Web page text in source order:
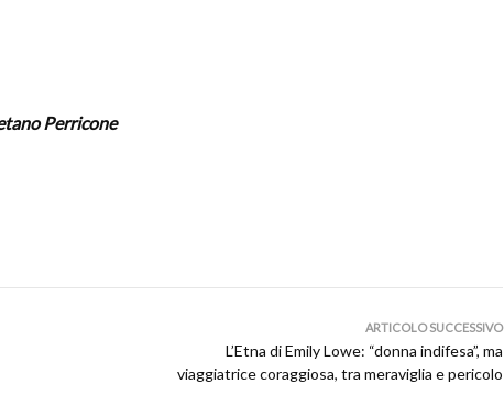
Perricone
ARTICOLO SUCCESSIVO
L’Etna di Emily Lowe: “donna indifesa”, ma
viaggiatrice coraggiosa, tra meraviglia e pericolo